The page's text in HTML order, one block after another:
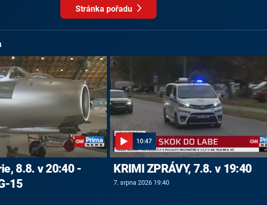
Stránka pořadu
8.8. v 20:40 -
15
10:47
KRIMI ZPRÁVY, 7.8. v 19:40
7. srpna 2026 19:40